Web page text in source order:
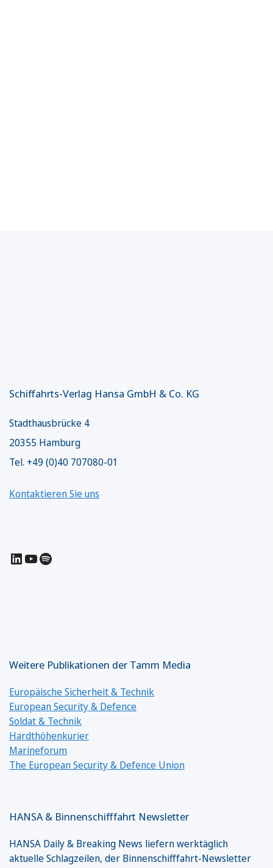
Schiffahrts-Verlag Hansa GmbH & Co. KG
Stadthausbrücke 4
20355 Hamburg
Tel. +49 (0)40 707080-01
Kontaktieren Sie uns
LinkedIn
YouTube
Spotify
Weitere Publikationen der Tamm Media
Europäische Sicherheit & Technik
European Security & Defence
Soldat & Technik
Hardthöhenkurier
Marineforum
The European Security & Defence Union
HANSA & Binnenschifffahrt Newsletter
HANSA Daily & Breaking News liefern werktäglich
aktuelle Schlagzeilen, der Binnenschifffahrt-Newsletter